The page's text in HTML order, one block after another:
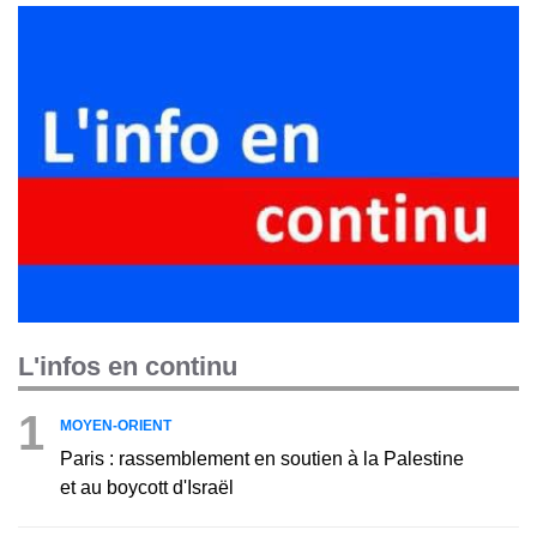
L'infos en continu
1 MOYEN-ORIENT
Paris : rassemblement en soutien à la Palestine
et au boycott d'Israël